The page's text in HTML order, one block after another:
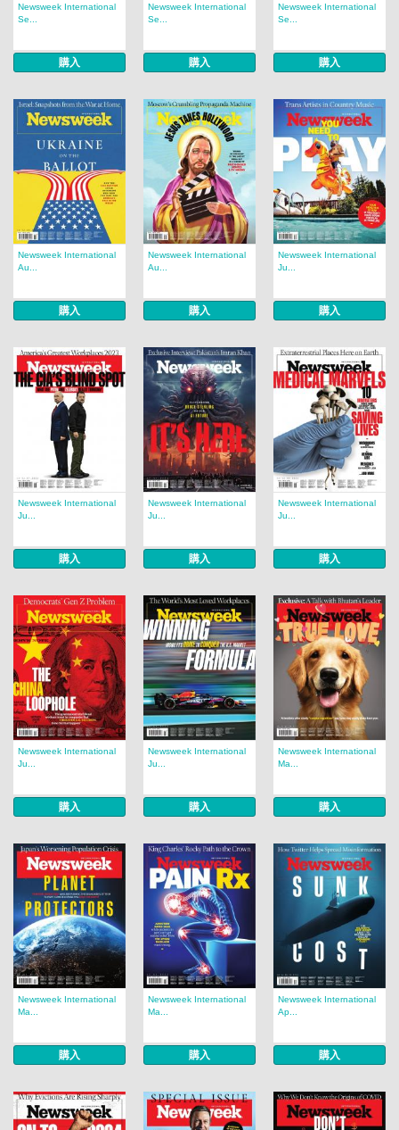
Newsweek International
Se...
購入
Newsweek International
Se...
購入
Newsweek International
Se...
購入
Newsweek International
Au...
購入
Newsweek International
Au...
購入
Newsweek International
Ju...
購入
Newsweek International
Ju...
購入
Newsweek International
Ju...
購入
Newsweek International
Ju...
購入
Newsweek International
Ju...
購入
Newsweek International
Ju...
購入
Newsweek International
Ma...
購入
Newsweek International
Ma...
購入
Newsweek International
Ma...
購入
Newsweek International
Ap...
購入